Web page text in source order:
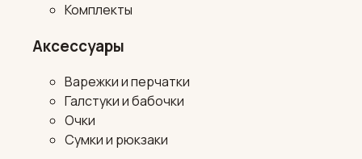
Комплекты
Аксессуары
Варежки и перчатки
Галстуки и бабочки
Очки
Сумки и рюкзаки